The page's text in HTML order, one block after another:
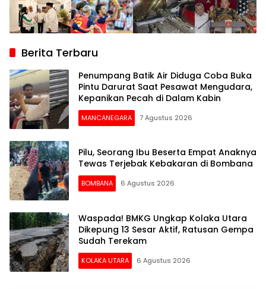
Berita Terbaru
Penumpang Batik Air Diduga Coba Buka
Pintu Darurat Saat Pesawat Mengudara,
Kepanikan Pecah di Dalam Kabin
MANCANEGARA 7 Agustus 2026
Pilu, Seorang Ibu Beserta Empat Anaknya
Tewas Terjebak Kebakaran di Bombana
BOMBANA 6 Agustus 2026
Waspada! BMKG Ungkap Kolaka Utara
Dikepung 13 Sesar Aktif, Ratusan Gempa
Sudah Terekam
KOLAKA UTARA 6 Agustus 2026
Siaran